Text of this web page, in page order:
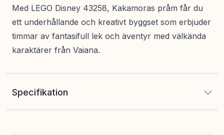
Med LEGO Disney 43258, Kakamoras pråm får du
ett underhållande och kreativt byggset som erbjuder
timmar av fantasifull lek och äventyr med välkända
karaktärer från Vaiana.
Specifikation